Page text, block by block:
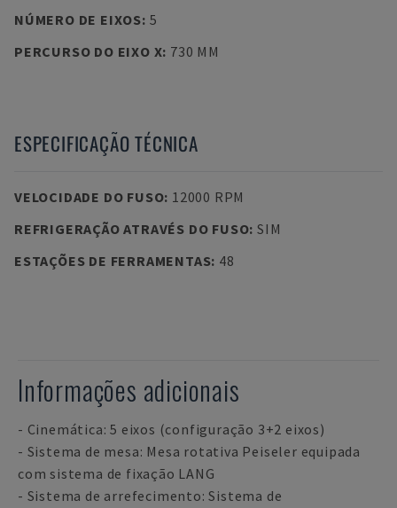
NÚMERO DE EIXOS: 5
PERCURSO DO EIXO X: 730 MM
ESPECIFICAÇÃO TÉCNICA
VELOCIDADE DO FUSO: 12000 RPM
REFRIGERAÇÃO ATRAVÉS DO FUSO: SIM
ESTAÇÕES DE FERRAMENTAS: 48
Informações adicionais
- Cinemática: 5 eixos (configuração 3+2 eixos)
- Sistema de mesa: Mesa rotativa Peiseler equipada
com sistema de fixação LANG
- Sistema de arrefecimento: Sistema de